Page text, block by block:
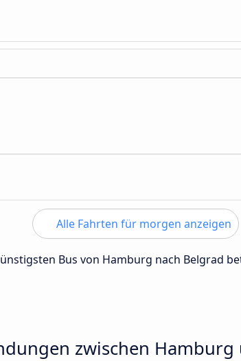
Alle Fahrten für morgen anzeigen
Bus von Hamburg nach Belgrad
zwischen Hamburg